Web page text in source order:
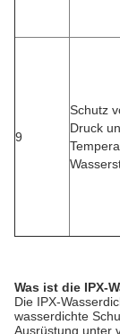
9
Schutz
Druck
Was ist die IPX-
Die IPX-
wasserdichte
Ausrüstung unter